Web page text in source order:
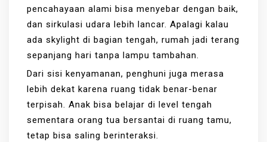
pencahayaan alami bisa menyebar dengan baik,
dan sirkulasi udara lebih lancar. Apalagi kalau
ada skylight di bagian tengah, rumah jadi terang
sepanjang hari tanpa lampu tambahan.
Dari sisi kenyamanan, penghuni juga merasa
lebih dekat karena ruang tidak benar-benar
terpisah. Anak bisa belajar di level tengah
sementara orang tua bersantai di ruang tamu,
tetap bisa saling berinteraksi.